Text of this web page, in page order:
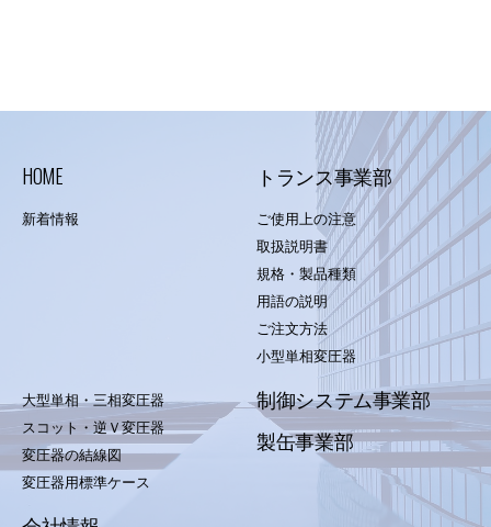
HOME
新着情報
トランス事業部
ご使用上の注意
取扱説明書
規格・製品種類
用語の説明
ご注文方法
小型単相変圧器
大型単相・三相変圧器
スコット・逆Ｖ変圧器
変圧器の結線図
変圧器用標準ケース
制御システム事業部
製缶事業部